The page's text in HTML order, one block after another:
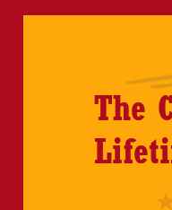
The